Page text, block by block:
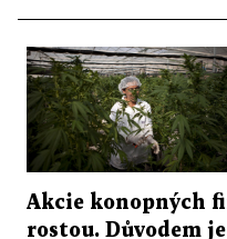
Akcie konopných
rostou. Důvodem